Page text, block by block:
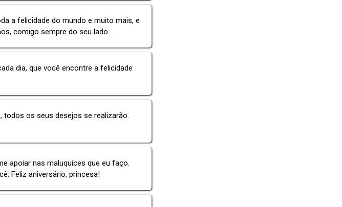
a felicidade do mundo e muito mais, e
comigo sempre do seu lado.
dia, que você encontre a felicidade
todos os seus desejos se realizarão.
apoiar nas maluquices que eu faço.
Feliz aniversário, princesa!